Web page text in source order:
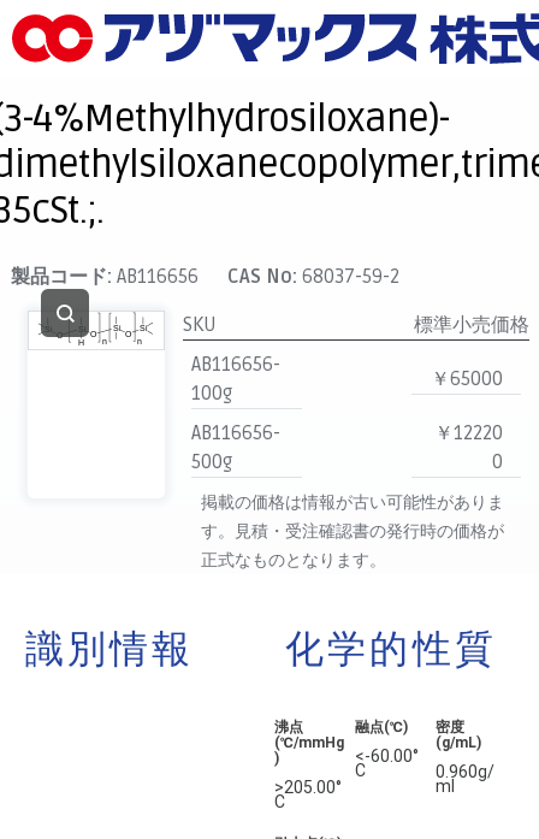
メニュー
お気に入り
カート
マイアカウント
主要取扱ブランド
代理店一覧
支払い
4%Methylhydrosiloxane)-
製品コード: AB116656 CAS No: 68037-59-2
SKU
標準小売価格
AB116656-
100g
￥65000
AB116656-
500g
￥12220
0
掲載の価格は情報が古い可能性がありま
す。見積・受注確認書の発行時の価格が
正式なものとなります。
識別情報 化学的性質
沸点
(℃/mmHg
)
>205.00°
C
融点(℃)
<-60.00°
C
密度
(g/mL)
0.960g/
ml